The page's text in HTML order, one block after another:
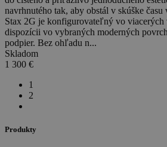
navrhnutého tak, aby obstál v skúške času
Stax 2G je konfigurovateľný vo viacerých
dispozícii vo vybraných moderných
podpier. Bez ohľadu n...
Skladom
1 300 €
1
2
Produkty